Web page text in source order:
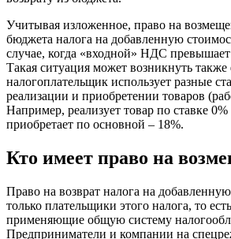
Учитывая изложенное, право на
бюджета налога на добавленную
случае, когда «входной» НДС
Такая ситуация может возникнуть также
налогоплательщик использует разные
реализации и приобретении товаров
Например, реализует товар по ставке
приобретает по основной – 18%.
Кто имеет право на
Право на возврат налога на
только плательщики этого налога, то
применяющие общую систему
Предприниматели и компании на